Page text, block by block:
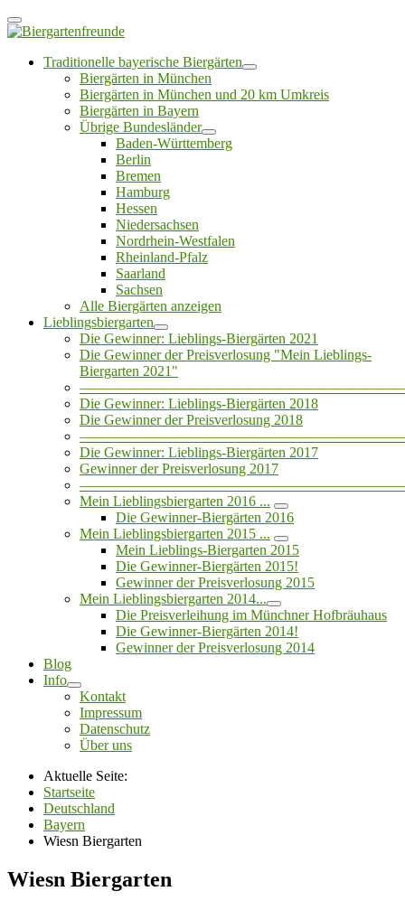
Traditionelle bayerische Biergärten
Biergärten in München
Biergärten in München und 20 km Umkreis
Biergärten in Bayern
Übrige Bundesländer
Baden-Württemberg
Berlin
Bremen
Hamburg
Hessen
Niedersachsen
Nordrhein-Westfalen
Rheinland-Pfalz
Saarland
Sachsen
Alle Biergärten anzeigen
Lieblingsbiergarten
Die Gewinner: Lieblings-Biergärten 2021
Die Gewinner der Preisverlosung "Mein Lieblings-
Biergarten 2021"
Die Gewinner: Lieblings-Biergärten 2018
Die Gewinner der Preisverlosung 2018
Die Gewinner: Lieblings-Biergärten 2017
Gewinner der Preisverlosung 2017
Mein Lieblingsbiergarten 2016 ...
Die Gewinner-Biergärten 2016
Mein Lieblingsbiergarten 2015 ...
Mein Lieblings-Biergarten 2015
Die Gewinner-Biergärten 2015!
Gewinner der Preisverlosung 2015
Mein Lieblingsbiergarten 2014...
Die Preisverleihung im Münchner Hofbräuhaus
Die Gewinner-Biergärten 2014!
Gewinner der Preisverlosung 2014
Blog
Info
Kontakt
Impressum
Datenschutz
Über uns
Aktuelle Seite:
Startseite
Deutschland
Bayern
Wiesn Biergarten
Wiesn Biergarten